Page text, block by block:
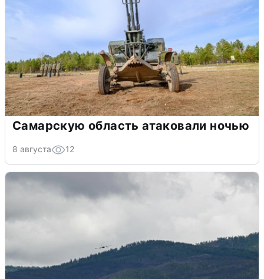
Самарскую область атаковали ночью
8 августа 12